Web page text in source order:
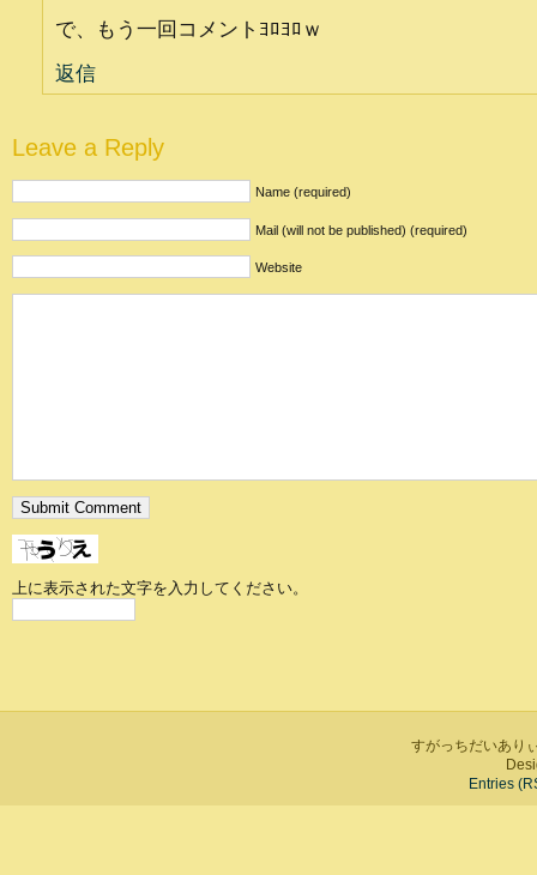
で、もう一回コメントﾖﾛﾖﾛｗ
返信
Leave a Reply
Name (required)
Mail (will not be published) (required)
Website
上に表示された文字を入力してください。
すがっちだいあり
Entries